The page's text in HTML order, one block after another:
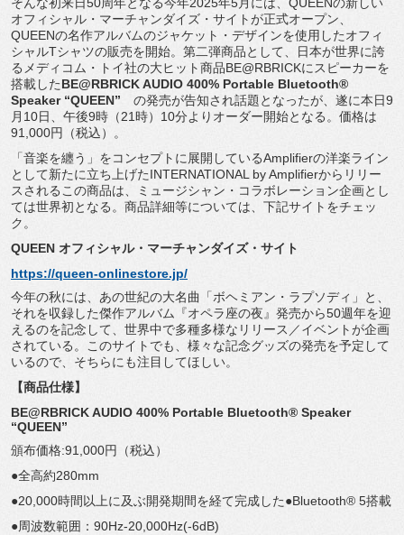
オフィシャル・マーチャンダイズ・ サイトが正式オープン、
QUEENの名作アルバムのジャケット・ デザインを使用したオフィ
シャルTシャツの販売を開始。 第二弾商品として、日本が世界に誇
るメディコム・
トイ社の大ヒット商品BE@RBRICKにスピーカーを
搭載したBE@RBRICK AUDIO 400% Portable Bluetooth®
Speaker “QUEEN” の発売が告知され話題となったが、遂に本日9
月10日、 午後9時（21時）10分よりオーダー開始となる。価格は
91, 000円（税込）。
「音楽を纏う」 をコンセプトに展開しているAmplifierの洋楽ライン
として新たに立ち上げたINTERNATIONAL by Amplifierからリリー
スされるこの商品は、
ミュージシャン・コラボレーション企画とし
ては世界初となる。 商品詳細等については、下記サイトをチェッ
ク。
QUEEN オフィシャル・マーチャンダイズ・サイト
https://queen-onlinestore.jp/
今年の秋には、あの世紀の大名曲「ボヘミアン・ラプソディ」と、
それを収録した傑作アルバム『オペラ座の夜』 発売から50週年を迎
えるのを記念して、 世界中で多種多様なリリース／イベントが企画
されている。
このサイトでも、様々な記念グッズの発売を予定して
いるので、 そちらにも注目してほしい。
【商品仕様】
BE@RBRICK AUDIO 400% Portable Bluetooth® Speaker
“QUEEN”
頒布価格:91,000円（税込）
●全高約280mm
●20,000時間以上に及ぶ開発期間を経て完成した●Bluetooth® 5搭載
●周波数範囲：90Hz-20,000Hz(-6dB)